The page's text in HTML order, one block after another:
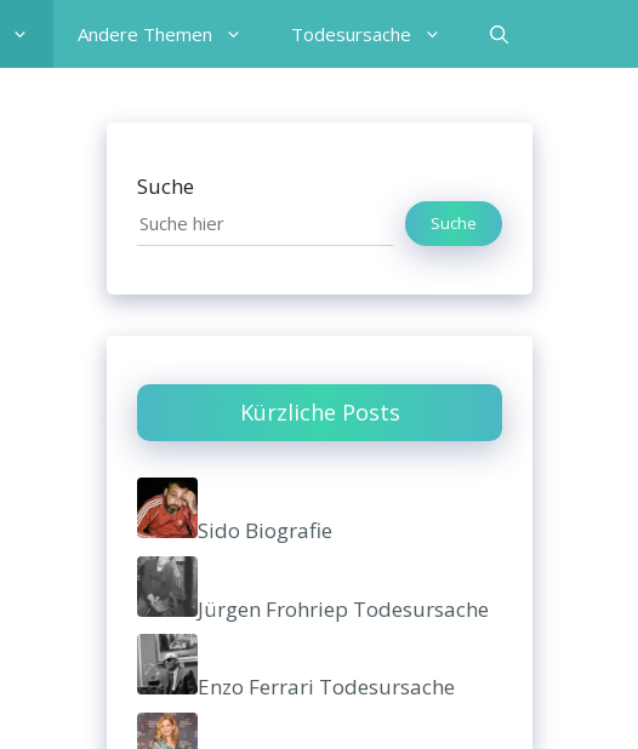
Andere Themen Todesursache
Suche
Suche
Kürzliche Posts
Sido Biografie
Jürgen Frohriep Todesursache
Enzo Ferrari Todesursache